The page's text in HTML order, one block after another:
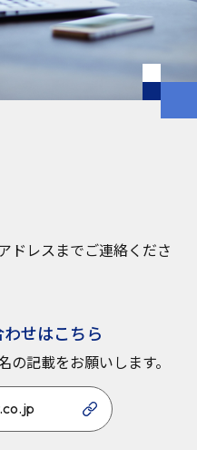
ドレスまでご連絡くださ
せはこちら
記載をお願いします。